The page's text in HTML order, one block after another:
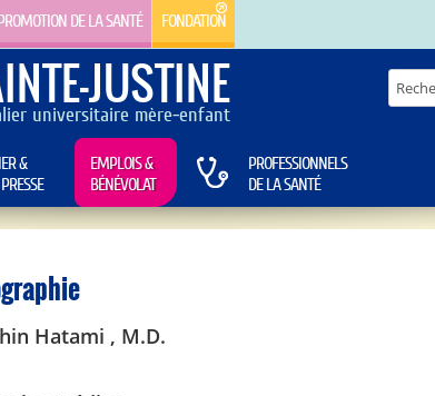
DE LA SANTÉ FONDATION
JUSTINE
universitaire mère-enfant
&
EMPLOIS &
BÉNÉVOLAT
PROFESSIONNELS
DE LA SANTÉ
Hatami , M.D.